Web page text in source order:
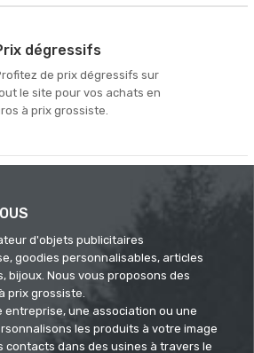
dégressifs
de prix dégressifs sur
le site pour vos achats en
à prix grossiste.
d'objets publicitaires
goodies personnalisables, articles
bijoux. Nous vous proposons des
prix grossiste.
entreprise, une association ou une
les produits à votre image
contacts dans des usines à travers le